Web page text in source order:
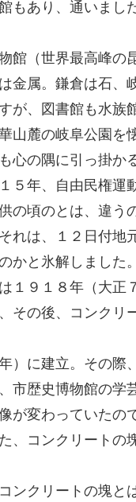
もあり、通いまし
館（世界最高峰の
金属。鎌倉は石、
が、図書館も水族
山麓の岐阜公園を
心の隅に引っ掛か
５年、自由民権
の頃のとは、違う
れは、１２日付地
かと氷解しました。
１９１８年（大
その後、コンク
）に建立。その際
市歴史博物館の学
が変わっていたの
、コンクリートの
ンクリートの塊と